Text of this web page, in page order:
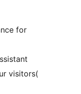
for
visitors(